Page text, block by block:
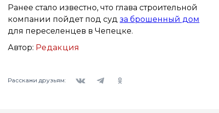
Ранее стало известно, что глава строительной
компании пойдет под суд за брошенный дом
для переселенцев в Чепецке.
Автор: Редакция
Расскажи друзьям: